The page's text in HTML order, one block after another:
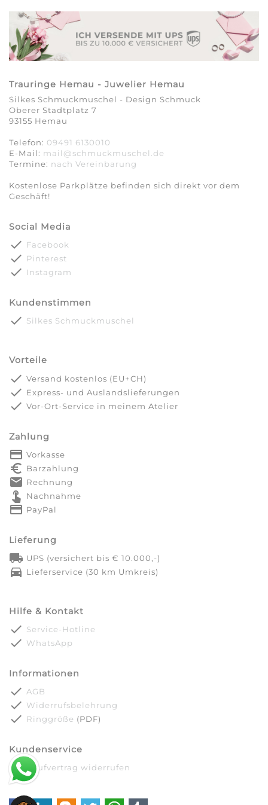
Trauringe Hemau - Juwelier Hemau
Silkes Schmuckmuschel - Design Schmuck
Oberer Stadtplatz 7
93155 Hemau
Telefon: 09491 6130010
E-Mail: mail@schmuckmuschel.de
Termine: nach Vereinbarung​​​​​​​
Kostenlose Parkplätze befinden sich direkt vor dem
Geschäft!
Social Media
done Facebook
done Pinterest
done Instagram
Kundenstimmen
done Silkes Schmuckmuschel
Vorteile
done Versand kostenlos (EU+CH)
done Express- und Auslandslieferungen
done Vor-Ort-Service in meinem Atelier
Zahlung
payment Vorkasse
euro_symbol Barzahlung
markunread Rechnung
touch_app Nachnahme
credit_card PayPal
Lieferung
local_shipping UPS (versichert bis € 10.000,-)
directions_car Lieferservice (30 km Umkreis)
Hilfe & Kontakt
done Service-Hotline
done WhatsApp
Informationen
done AGB
done Widerrufsbelehrung
done Ringgröße (PDF)
Kundenservice
done Kaufvertrag widerrufen